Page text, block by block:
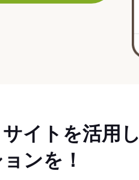
イトを活用し
ンを！